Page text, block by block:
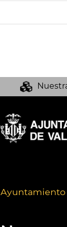
Ayuntamiento